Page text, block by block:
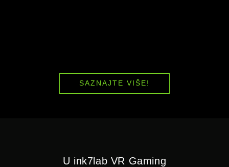
SAZNAJTE VIŠE!
U ink7lab VR Gaming